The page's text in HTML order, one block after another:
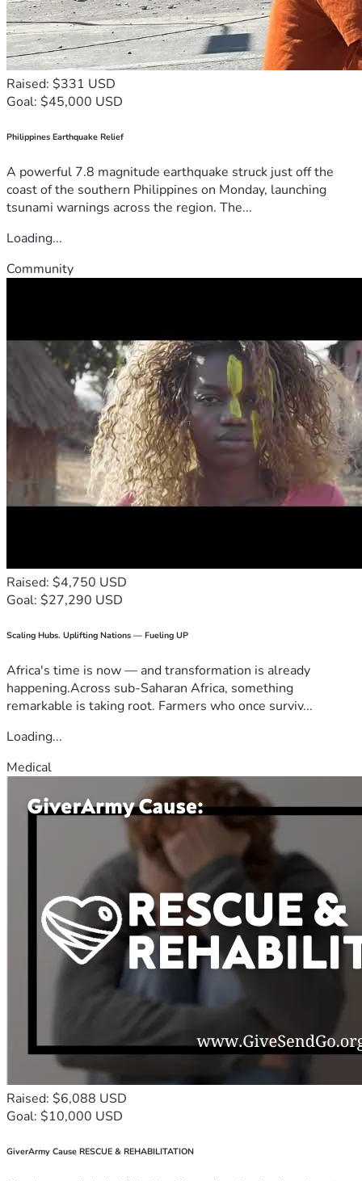
Raised: $331 USD
Goal: $45,000 USD
Philippines Earthquake Relief
A powerful 7.8 magnitude earthquake struck just off the
coast of the southern Philippines on Monday, launching
tsunami warnings across the region. The...
Loading...
Community
Raised: $4,750 USD
Goal: $27,290 USD
Scaling Hubs. Uplifting Nations — Fueling UP
Africa's time is now — and transformation is already
happening.Across sub-Saharan Africa, something
remarkable is taking root. Farmers who once surviv...
Loading...
Medical
Raised: $6,088 USD
Goal: $10,000 USD
GiverArmy Cause RESCUE & REHABILITATION